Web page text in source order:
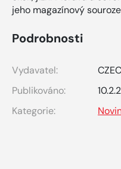
jeho magazínový
Podrobnosti
Vydavatel:
Publikováno:
Kategorie: